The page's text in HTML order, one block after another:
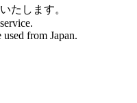
たします。
from Japan.